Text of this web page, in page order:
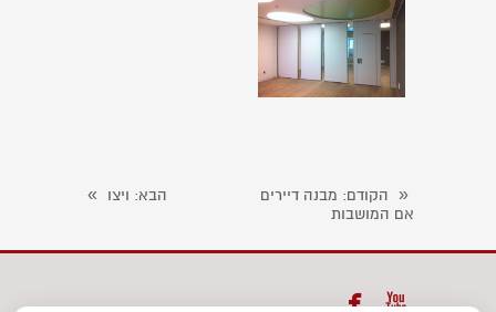
« הקודם: מבנה דיירים
אם המושבות
הבא: ויצו »
